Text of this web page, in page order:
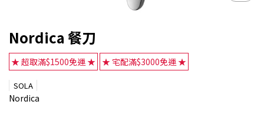
Nordica 餐刀
★ 超取滿$1500免運 ★ ★ 宅配滿$3000免運 ★
SOLA
Nordica